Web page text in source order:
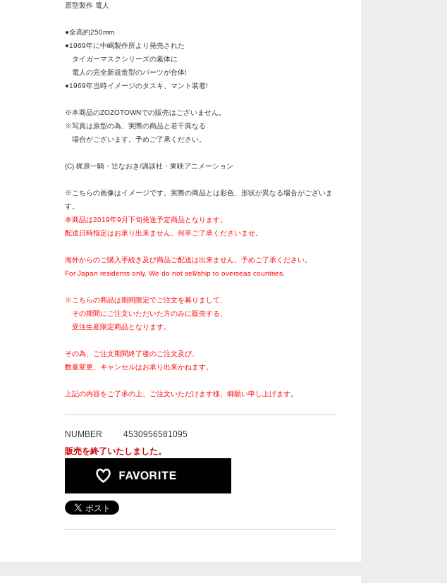
原型製作 電人
●全高約250mm
●1969年に中嶋製作所より発売された
タイガーマスクシリーズの素体に
電人の完全新規造型のパーツが合体!
●1969年当時イメージのタスキ、マント装着!
※本商品のZOZOTOWNでの販売はございません。
※写真は原型の為、実際の商品と若干異なる
場合がございます。予めご了承ください。
(C) 梶原一騎・辻なおき/講談社・東映アニメーション
※こちらの画像はイメージです。実際の商品とは彩色、形状が異なる場合がございま
す。
本商品は2019年9月下旬発送予定商品となります。
配送日時指定はお承り出来ません。何卒ご了承くださいませ。
海外からのご購入手続き及び商品ご配送は出来ません。予めご了承ください。
For Japan residents only. We do not sell/ship to overseas countries.
※こちらの商品は期間限定でご注文を募りまして、
その期間にご注文いただいた方のみに販売する、
受注生産限定商品となります。
その為、ご注文期間終了後のご注文及び、
数量変更、キャンセルはお承り出来かねます。
上記の内容をご了承の上、ご注文いただけます様、御願い申し上げます。
NUMBER
4530956581095
販売を終了いたしました。